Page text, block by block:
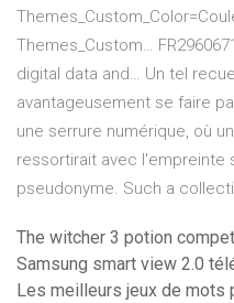
Themes_Custom…
digital data and… Un tel
avantageusement se faire
une serrure numérique, où
ressortirait avec l'empreinte
pseudonyme. Such a
The witcher 3 potion
Samsung smart view 2.0
Les meilleurs jeux de mots